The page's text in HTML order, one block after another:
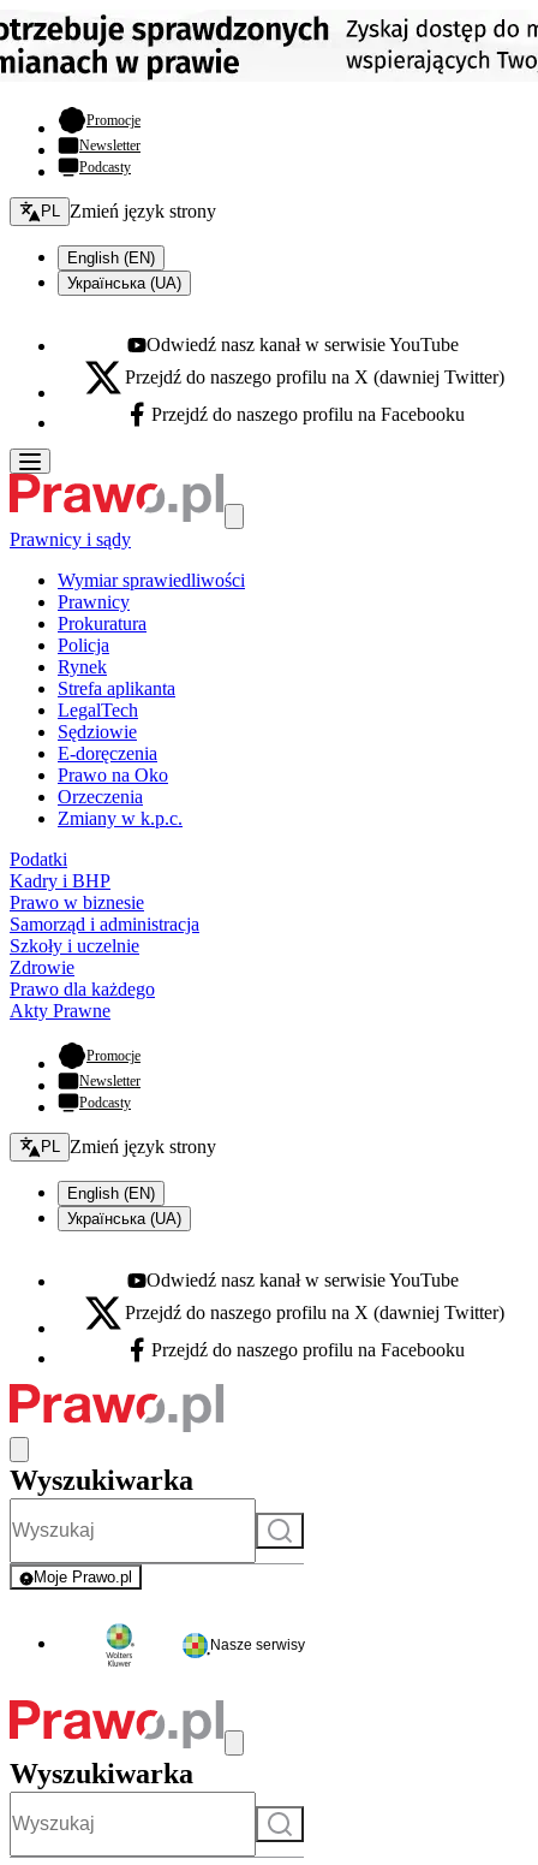
Promocje- otwiera się w nowej karcie
Newsletter
Podcasty
Zmień język - bieżący:
PL Zmień język strony
English (EN)
Українська (UA)
Youtube - otwiera się w nowej karcie
Odwiedź nasz kanał w serwisie YouTube
X - otwiera się w nowej karcie
Przejdź do naszego profilu na X (dawniej Twitter)
Facebook - otwiera się w nowej karcie
Przejdź do naszego profilu na Facebooku
Prawnicy i sądy
Wymiar sprawiedliwości
Prawnicy
Prokuratura
Policja
Rynek
Strefa aplikanta
LegalTech
Sędziowie
E-doręczenia
Prawo na Oko
Orzeczenia
Zmiany w k.p.c.
Podatki
Kadry i BHP
Prawo w biznesie
Samorząd i administracja
Szkoły i uczelnie
Zdrowie
Prawo dla każdego
Akty Prawne
Promocje- otwiera się w nowej karcie
Newsletter
Podcasty
Zmień język - bieżący:
PL Zmień język strony
English (EN)
Українська (UA)
Youtube - otwiera się w nowej karcie
Odwiedź nasz kanał w serwisie YouTube
X - otwiera się w nowej karcie
Przejdź do naszego profilu na X (dawniej Twitter)
Facebook - otwiera się w nowej karcie
Przejdź do naszego profilu na Facebooku
Wyszukiwarka
Szukaj
Moje Prawo.pl
- rejestracja i logowanie do serwisu
Nasze serwisy
Wyszukiwarka
Szukaj